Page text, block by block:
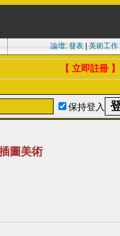
論壇: 發表| 美術工作|
【 立即註冊 】
保持登入
圖美術